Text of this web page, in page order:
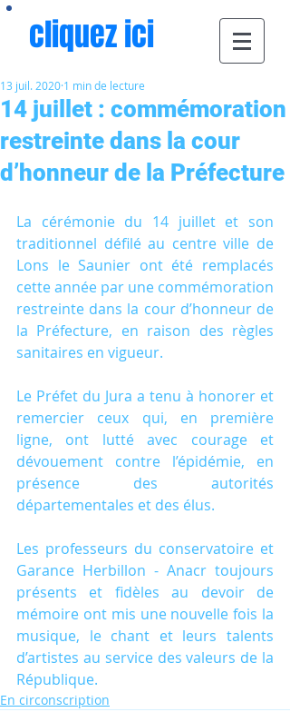
cliquez ici
14 juillet : commémoration
restreinte dans la cour
d’honneur de la Préfecture
13 juil. 2020 1 min de lecture
La cérémonie du 14 juillet et son
traditionnel défilé au centre ville de
Lons le Saunier ont été remplacés
cette année par une commémoration
restreinte dans la cour d’honneur de
la Préfecture, en raison des règles
sanitaires en vigueur.
Le Préfet du Jura a tenu à honorer et
remercier ceux qui, en première
ligne, ont lutté avec courage et
dévouement contre l’épidémie, en
présence des autorités
départementales et des élus.
Les professeurs du conservatoire et
Garance Herbillon - Anacr toujours
présents et fidèles au devoir de
mémoire ont mis une nouvelle fois la
musique, le chant et leurs talents
d’artistes au service des valeurs de la
République.
En circonscription